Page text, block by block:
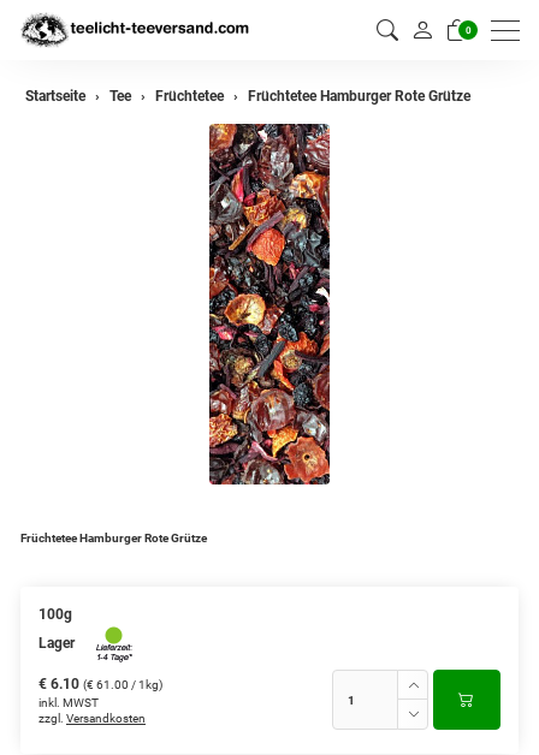
0
zurück
Grüner Tee aus Japan
Teemischungen
Verschiedene Anbaugebiete
Startseite Tee Früchtetee Früchtetee Hamburger Rote Grütze
Früchtetee Hamburger Rote Grütze
100g
Lager
€ 6.10 (€ 61.00 / 1kg)
inkl. MWST
zzgl. Versandkosten